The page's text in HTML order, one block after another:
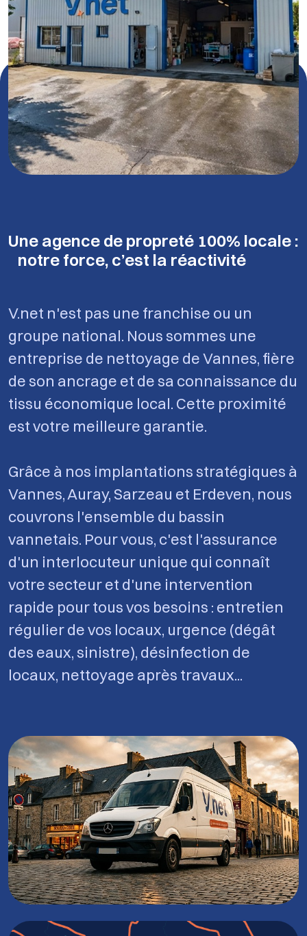
Une agence de propreté 100% locale :
notre force, c’est la réactivité
V.net n'est pas une franchise ou un
groupe national. Nous sommes une
entreprise de nettoyage de Vannes, fière
de son ancrage et de sa connaissance du
tissu économique local. Cette proximité
est votre meilleure garantie.
Grâce à nos implantations stratégiques à
Vannes, Auray, Sarzeau et Erdeven, nous
couvrons l'ensemble du bassin
vannetais. Pour vous, c'est l'assurance
d'un interlocuteur unique qui connaît
votre secteur et d'une intervention
rapide pour tous vos besoins : entretien
régulier de vos locaux, urgence (dégât
des eaux, sinistre), désinfection de
locaux, nettoyage après travaux...